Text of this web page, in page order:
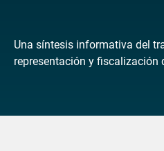
Una síntesis informativa del
representación y fiscalización